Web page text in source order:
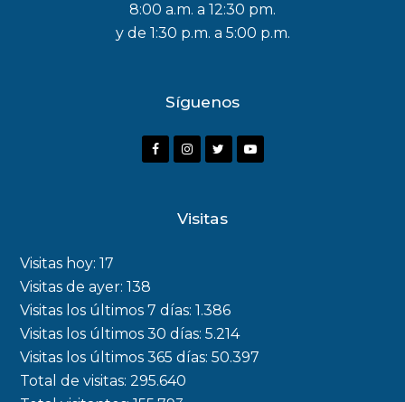
8:00 a.m. a 12:30 pm.
y de 1:30 p.m. a 5:00 p.m.
Síguenos
F
o
k
I
a
m
r
Y
Visitas
Visitas hoy:17
Visitas de ayer:138
Visitas los últimos 7 días:1.386
Visitas los últimos 30 días:5.214
Visitas los últimos 365 días:50.397
Total de visitas:295.640